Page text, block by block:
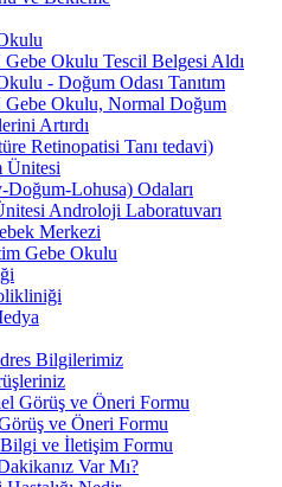
Okulu Tescil Belgesi Aldı
- Doğum Odası Tanıtım
Gebe Okulu, Normal Doğum
Artırdı
Retinopatisi Tanı tedavi)
Ünitesi
Lohusa) Odaları
Androloji Laboratuvarı
Merkezi
Gebe Okulu
Bilgilerimiz
Görüş ve Öneri Formu
ve Öneri Formu
ve İletişim Formu
Var Mı?